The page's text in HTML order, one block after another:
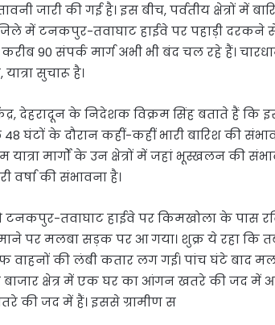
जारी की गई है। इस बीच, पर्वतीय क्षेत्रों में
जिले में टनकपुर-तवाघाट हाईवे पर पहाड़ी दरकने
90 संपर्क मार्ग अभी भी बंद चल रहे हैं।
यात्रा सुचारू है।
देहरादून के निदेशक विक्रम सिंह बताते हैं कि
घंटों के दौरान कहीं-कहीं भारी बारिश की
मार्गों के उन क्षेत्रों में जहां भूस्खलन की
वर्षा की संभावना है।
टनकपुर-तवाघाट हाईवे पर किमखोला के पास
पर मलबा सड़क पर आ गया। शुक्र ये रहा कि तब
वाहनों की लंबी कतार लग गई। पांच घंटे बाद
बाजार क्षेत्र में एक घर का आंगन खतरे की जद में
की जद में हैं। इससे ग्रामीण स